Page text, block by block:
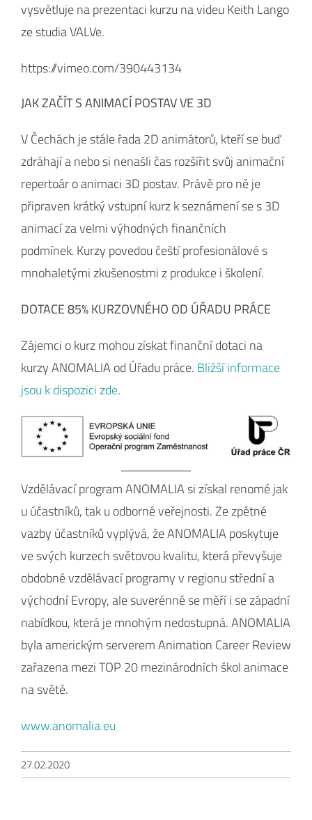
vysvětluje na prezentaci kurzu na videu Keith Lango
ze studia VALVe.
https://vimeo.com/390443134
JAK ZAČÍT S ANIMACÍ POSTAV VE 3D
V Čechách je stále řada 2D animátorů, kteří se buď
zdráhají a nebo si nenašli čas rozšířit svůj animační
repertoár o animaci 3D postav. Právě pro ně je
připraven krátký vstupní kurz k seznámení se s 3D
animací za velmi výhodných finančních
podmínek.Kurzy povedou čeští profesionálové s
mnohaletými zkušenostmi z produkce i školení.
DOTACE 85% KURZOVNÉHO OD ÚŘADU PRÁCE
Zájemci o kurz mohou získat finanční dotaci na
kurzy ANOMALIA od Úřadu práce. Bližší informace
jsou k dispozici zde.
Vzdělávací program ANOMALIA si získal renomé jak
u účastníků, tak u odborné veřejnosti. Ze zpětné
vazby účastníků vyplývá, že ANOMALIA poskytuje
ve svých kurzech světovou kvalitu, která převyšuje
obdobné vzdělávací programy v regionu střední a
východní Evropy, ale suverénně se měří i se západní
nabídkou, která je mnohým nedostupná. ANOMALIA
byla americkým serverem Animation Career Review
zařazena mezi TOP 20 mezinárodních škol animace
na světě.
www.anomalia.eu
27.02.2020